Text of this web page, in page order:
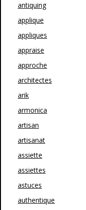
antiquing
applique
appliques
appraise
approche
architectes
arik
armonica
artisan
artisanat
assiette
assiettes
astuces
authentique